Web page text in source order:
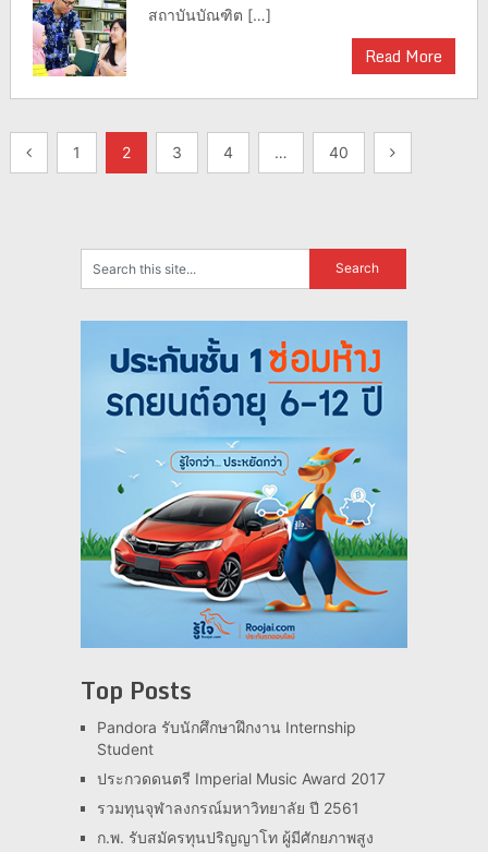
สถาบันบัณฑิต […]
Read More
แนะแนว
1 2 3 4 … 40
Top Posts
Pandora รับนักศึกษาฝึกงาน Internship
Student
ประกวดดนตรี Imperial Music Award 2017
รวมทุนจุฬาลงกรณ์มหาวิทยาลัย ปี 2561
ก.พ. รับสมัครทุนปริญญาโท ผู้มีศักยภาพสูง